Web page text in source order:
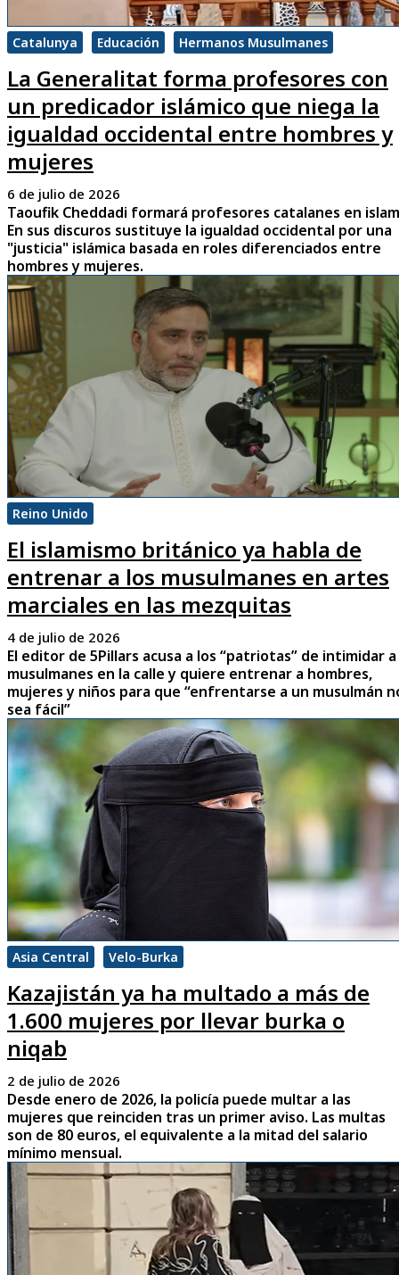
Catalunya Educación Hermanos Musulmanes
La Generalitat forma profesores con
un predicador islámico que niega la
igualdad occidental entre hombres y
mujeres
6 de julio de 2026
Taoufik Cheddadi formará profesores catalanes en
En sus discuros sustituye la igualdad occidental por una
"justicia" islámica basada en roles diferenciados entre
hombres y mujeres.
Reino Unido
El islamismo británico ya habla de
entrenar a los musulmanes en artes
marciales en las mezquitas
4 de julio de 2026
El editor de 5Pillars acusa a los “patriotas” de intimidar a
musulmanes en la calle y quiere entrenar a hombres,
mujeres y niños para que “enfrentarse a un musulmán
sea fácil”
Asia Central Velo-Burka
Kazajistán ya ha multado a más de
1.600 mujeres por llevar burka o
niqab
2 de julio de 2026
Desde enero de 2026, la policía puede multar a las
mujeres que reinciden tras un primer aviso. Las multas
son de 80 euros, el equivalente a la mitad del salario
mínimo mensual.